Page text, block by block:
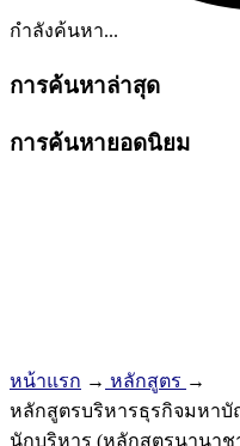
กำลังค้นหา...
การค้นหาล่าสุด
การค้นหายอดนิยม
หน้าแรก → หลักสูตร →
หลักสูตรบริหารธุรกิจมหา
นักบริหาร (หลักสูตรนานาช